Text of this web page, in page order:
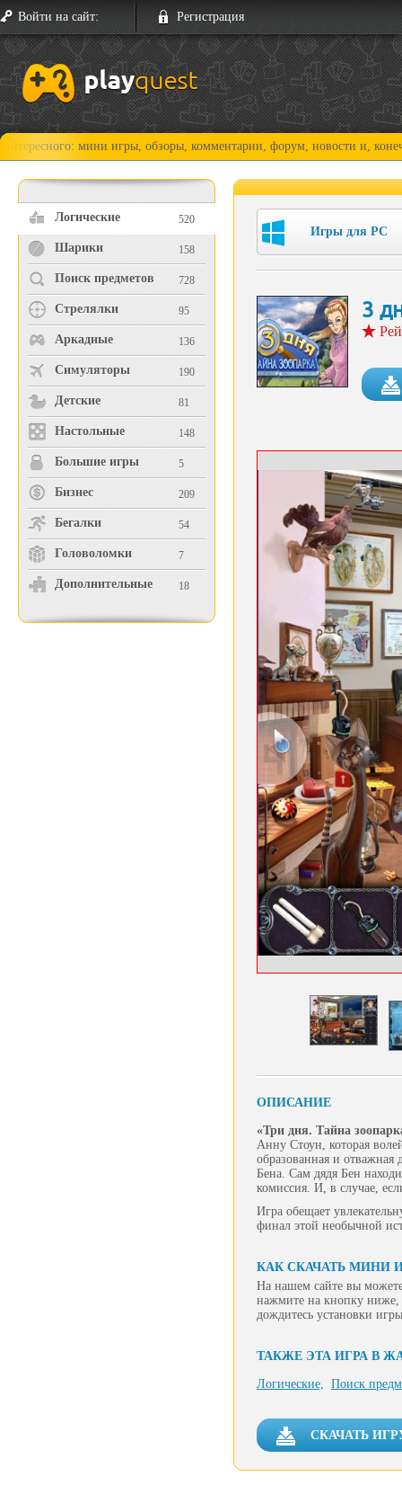
Войти на сайт: Регистрация
мини игры, обзоры, комментарии, форум, новости и, конечно,
Логические 520
Шарики 158
Поиск предметов 728
Стрелялки 95
Аркадные 136
Симуляторы 190
Детские 81
Настольные 148
Большие игры 5
Бизнес 209
Бегалки 54
Головоломки 7
Дополнительные 18
Игры для PC
3
ОПИСАНИЕ
«Три дня. Тайна
Анну Стоун, которая
образованная и
Бена. Сам дядя Бен
комиссия. И, в случае,
Игра обещает
финал этой необычной
КАК СКАЧАТЬ МИНИ
На нашем сайте вы
нажмите на кнопку ниже,
дождитесь установки
ТАКЖЕ ЭТА ИГРА В
Логические, Поиск
СКАЧАТЬ